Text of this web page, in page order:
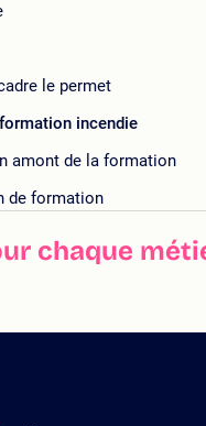
le permet
formation incendie
amont de la formation
de formation
chaque